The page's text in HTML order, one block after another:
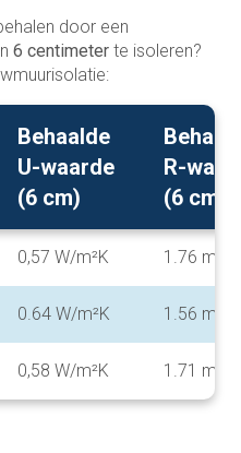
door een
6 centimeter te isoleren?
Behaalde
U-waarde
(6 cm)
R-
(6 cm)
0,57 W/m²K 1.76
0.64 W/m²K 1.56
0,58 W/m²K 1.71